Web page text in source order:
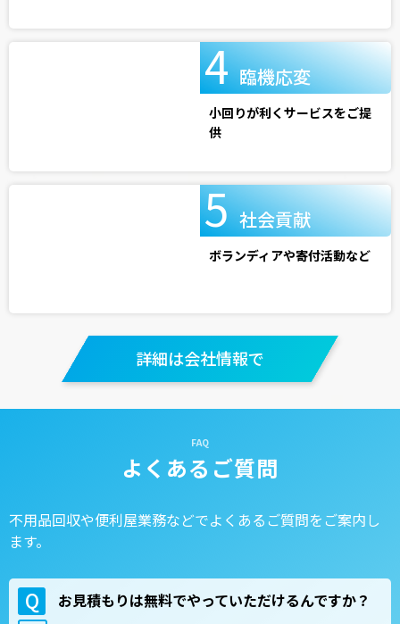
臨機応変
小回りが利くサービスをご提
供
社会貢献
ボランディアや寄付活動など
詳細は会社情報で
よくあるご質問
不用品回収や便利屋業務などでよくあるご質問をご案内し
ます。
お見積もりは無料でやっていただけるんですか？